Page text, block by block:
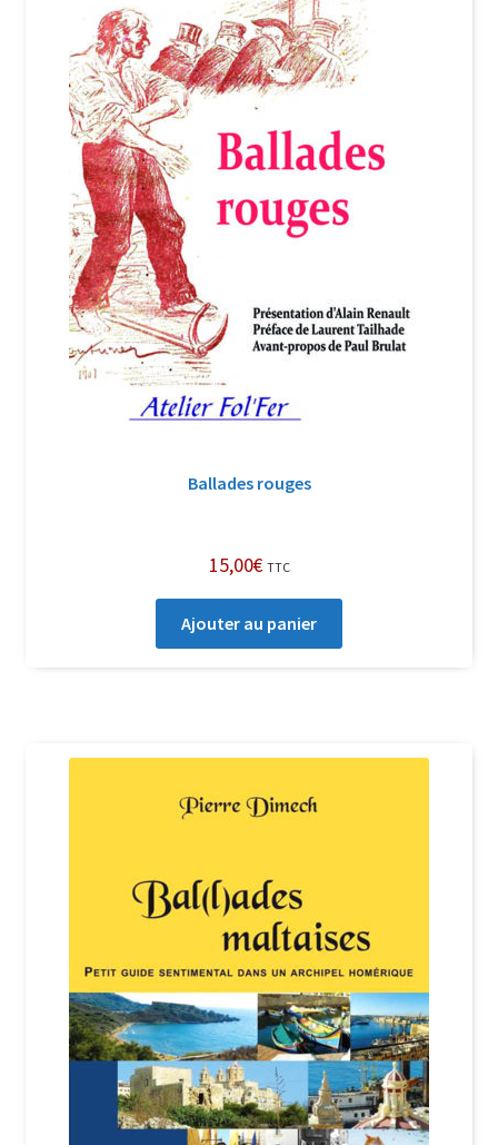
Login Customizer
Newsletter
Nous Contacter
Panier
Politique de confidentialité et cookies
Qui sommes-nous ?
Soutien à Philippe Randa
Suivi de la Commande
Ballades rouges
15,00€ TTC
Ajouter au panier